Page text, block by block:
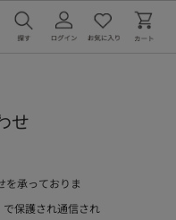
せ
を承っておりま
保護され通信され